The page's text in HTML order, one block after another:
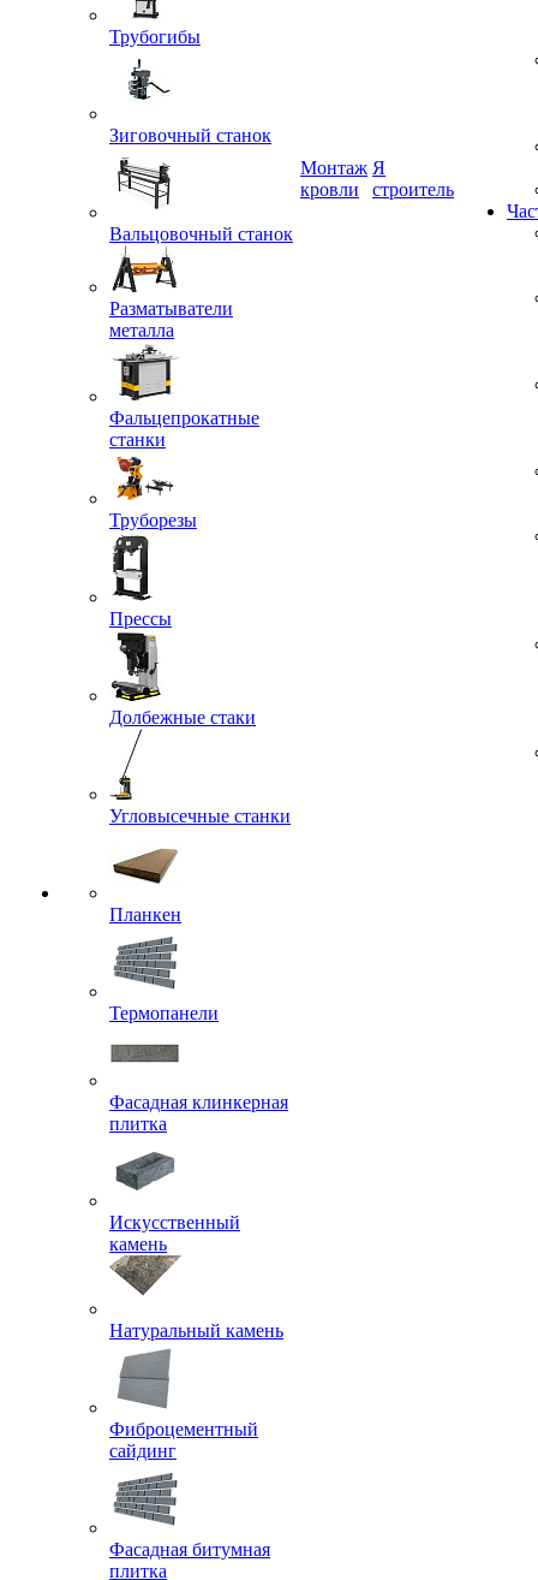
Трубогибы
Зиговочный станок
Вальцовочный станок
Разматыватели
металла
Фальцепрокатные
станки
Труборезы
Прессы
Долбежные стаки
Угловысечные станки
Планкен
Термопанели
Фасадная клинкерная
плитка
Искусственный
камень
Натуральный камень
Фиброцементный
сайдинг
Фасадная битумная
плитка
Монтаж
кровли
Я
строитель